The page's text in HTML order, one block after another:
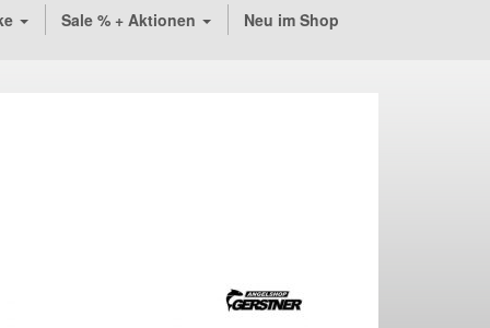
Sale % + Aktionen Neu im Shop